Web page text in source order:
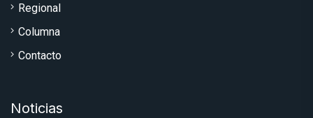
Regional
Columna
Contacto
Noticias